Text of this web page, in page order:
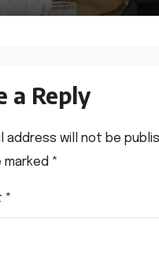
a Reply
address will not be
*
*